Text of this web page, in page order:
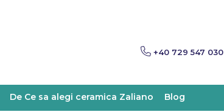
+40 729 547 030
De Ce sa alegi ceramica Zaliano Blog